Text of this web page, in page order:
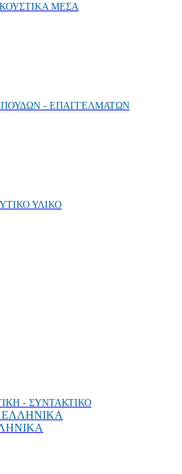
ΜΕΣΑ
- ΕΠΑΓΓΕΛΜΑΤΩΝ
ΥΛΙΚΟ
- ΣΥΝΤΑΚΤΙΚΟ
ΕΛΛΗΝΙΚΑ